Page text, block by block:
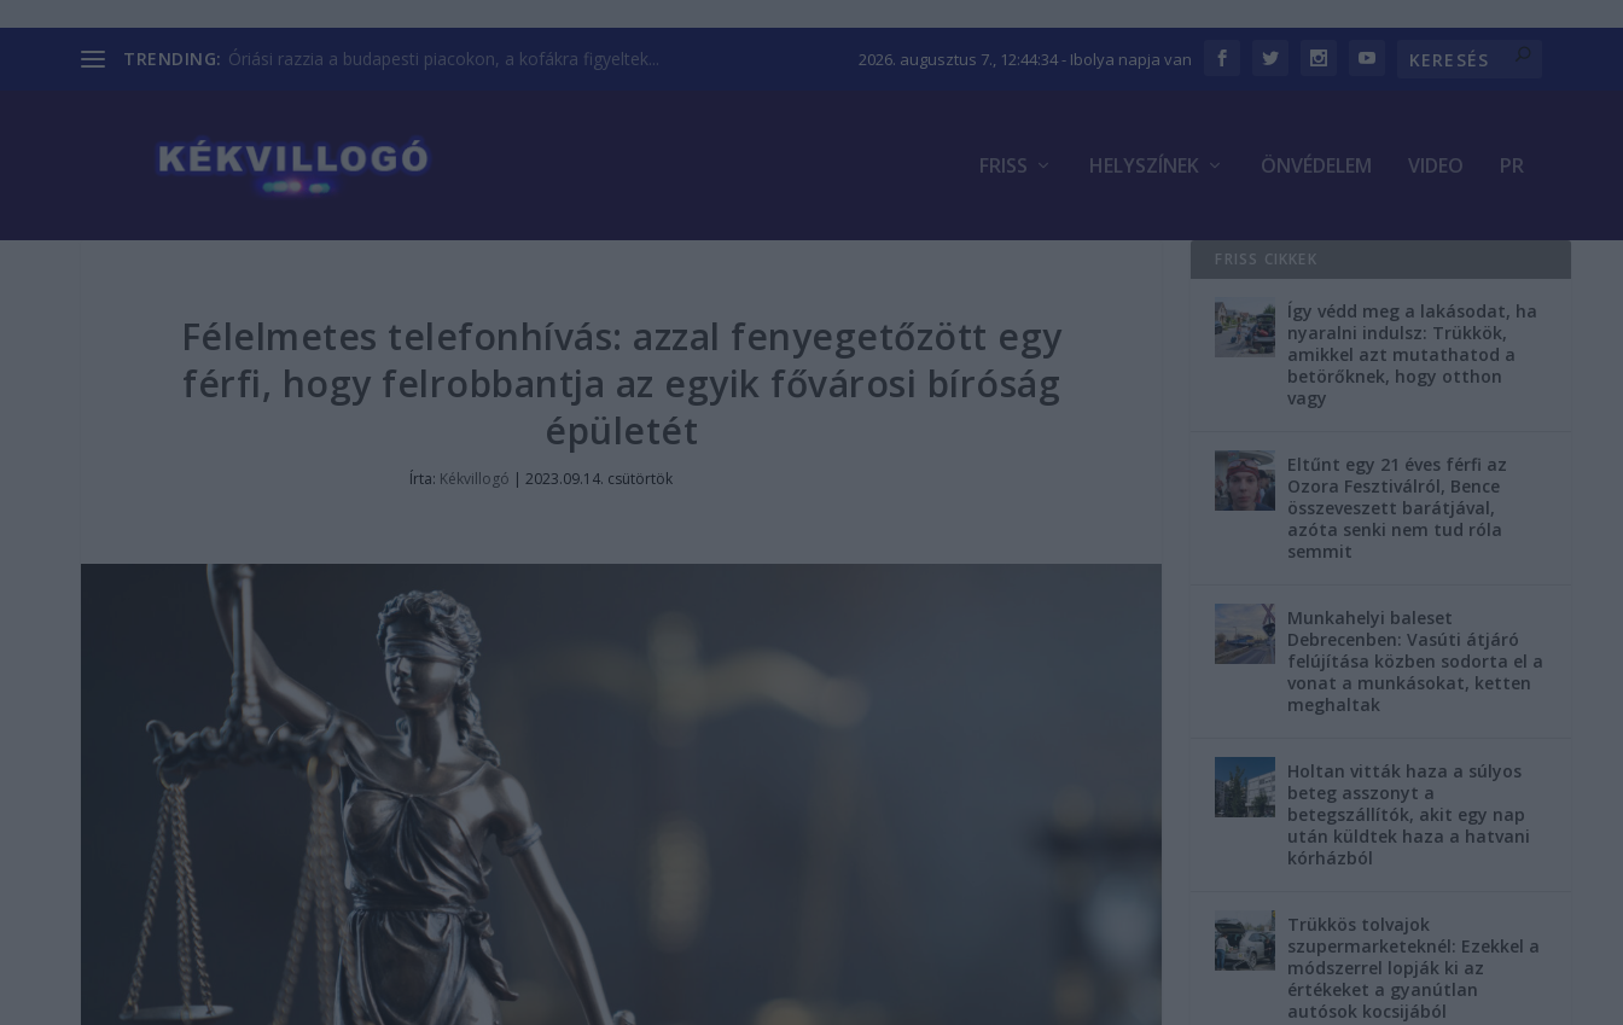
TRENDING: Óriási razzia a budapesti piacokon, a kofákra figyeltek... 2026. augusztus 7., 12:44:35- Ibolya napja van
FRISS HELYSZÍNEK ÖNVÉDELEM VIDEO PR
Félelmetes telefonhívás: azzal fenyegetőzött egy
férfi, hogy felrobbantja az egyik fővárosi bíróság
épületét
Írta: Kékvillogó |2023.09.14. csütörtök
FRISS CIKKEK
Így védd meg a lakásodat, ha
nyaralni indulsz: Trükkök,
amikkel azt mutathatod a
betörőknek, hogy otthon
vagy
Eltűnt egy 21 éves férfi az
Ozora Fesztiválról, Bence
összeveszett barátjával,
azóta senki nem tud róla
semmit
Munkahelyi baleset
Debrecenben: Vasúti átjáró
felújítása közben sodorta el a
vonat a munkásokat, ketten
meghaltak
Holtan vitták haza a súlyos
beteg asszonyt a
betegszállítók, akit egy nap
után küldtek haza a hatvani
kórházból
Trükkös tolvajok
szupermarketeknél: Ezekkel a
módszerrel lopják ki az
értékeket a gyanútlan
autósok kocsijából